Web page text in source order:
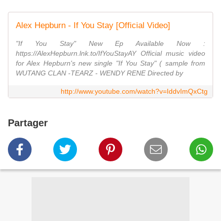
Alex Hepburn - If You Stay [Official Video]
"If You Stay" New Ep Available Now :
https://AlexHepburn.lnk.to/IfYouStayAY Official music video
for Alex Hepburn's new single "If You Stay" ( sample from
WUTANG CLAN -TEARZ - WENDY RENE Directed by
http://www.youtube.com/watch?v=IddvImQxCtg
Partager